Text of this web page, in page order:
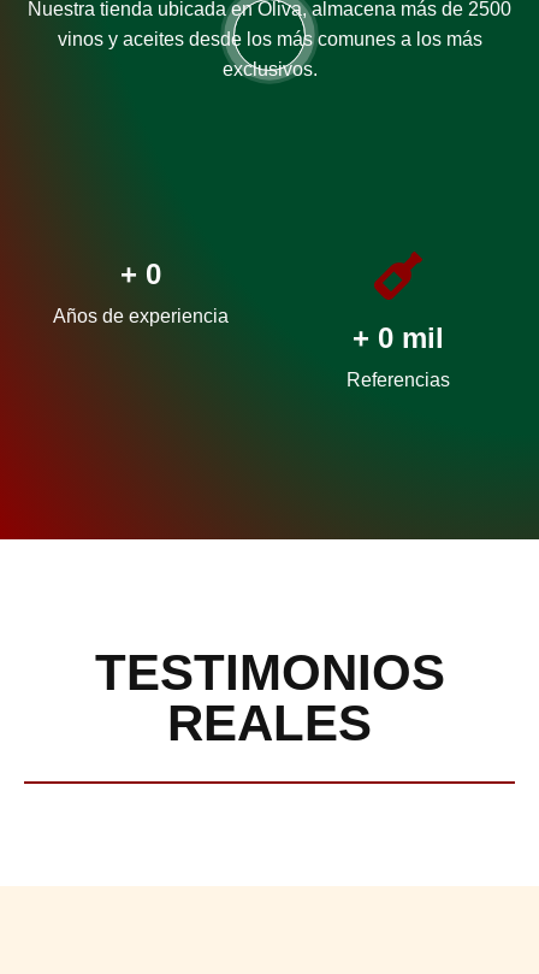
Nuestra tienda ubicada en Oliva, almacena más de 2500
vinos y aceites desde los más comunes a los más
exclusivos.
+ 0
Años de experiencia
+ 0 mil
Referencias
TESTIMONIOS
REALES